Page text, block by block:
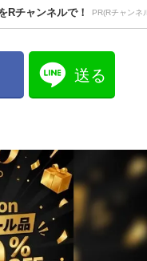
Rチャンネルで！ PR(Rチャンネ
送る